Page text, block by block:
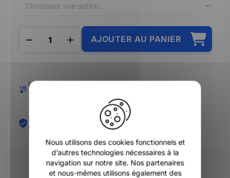
AJOUTER AU PANIER
Livraison offerte dès
149€
Expédié sous 24/48h
Paiement en 3/4 X sans
frais
Retours simplifiés
Nous utilisons des cookies fonctionnels et
d’autres technologies nécessaires à la
navigation sur notre site. Nos partenaires
et nous-mêmes utilisons également des